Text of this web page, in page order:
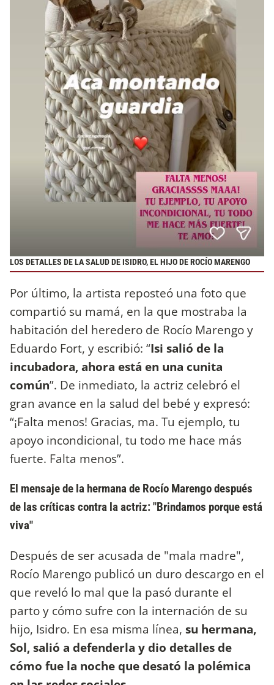
LOS DETALLES DE LA SALUD DE ISIDRO, EL HIJO DE ROCÍO MARENGO
Por último, la artista reposteó una foto que
compartió su mamá, en la que mostraba la
habitación del heredero de Rocío Marengo y
Eduardo Fort, y escribió: “Isi salió de la
incubadora, ahora está en una cunita
común”. De inmediato, la actriz celebró el
gran avance en la salud del bebé y expresó:
“¡Falta menos! Gracias, ma. Tu ejemplo, tu
apoyo incondicional, tu todo me hace más
fuerte. Falta menos”.
El mensaje de la hermana de Rocío Marengo después
de las críticas contra la actriz: "Brindamos porque está
viva"
Después de ser acusada de "mala madre",
Rocío Marengo publicó un duro descargo en el
que reveló lo mal que la pasó durante el
parto y cómo sufre con la internación de su
hijo, Isidro. En esa misma línea, su hermana,
Sol, salió a defenderla y dio detalles de
cómo fue la noche que desató la polémica